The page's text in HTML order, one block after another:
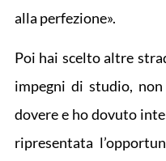
alla perfezione».
Poi hai scelto altre
impegni di studio,
dovere e ho dovuto
ripresentata